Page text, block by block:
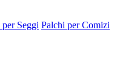
Seggi Palchi per Comizi